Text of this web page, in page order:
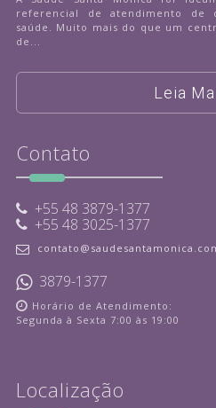
referencial de atendimento de
saúde. Muito mais do que um
de...
Leia
Contato
+55 48 3879-1377
+55 48 3025-1377
3879-1377
Horário de Atendimento:
Segunda à Sexta 7:00 às 19:00
Localização